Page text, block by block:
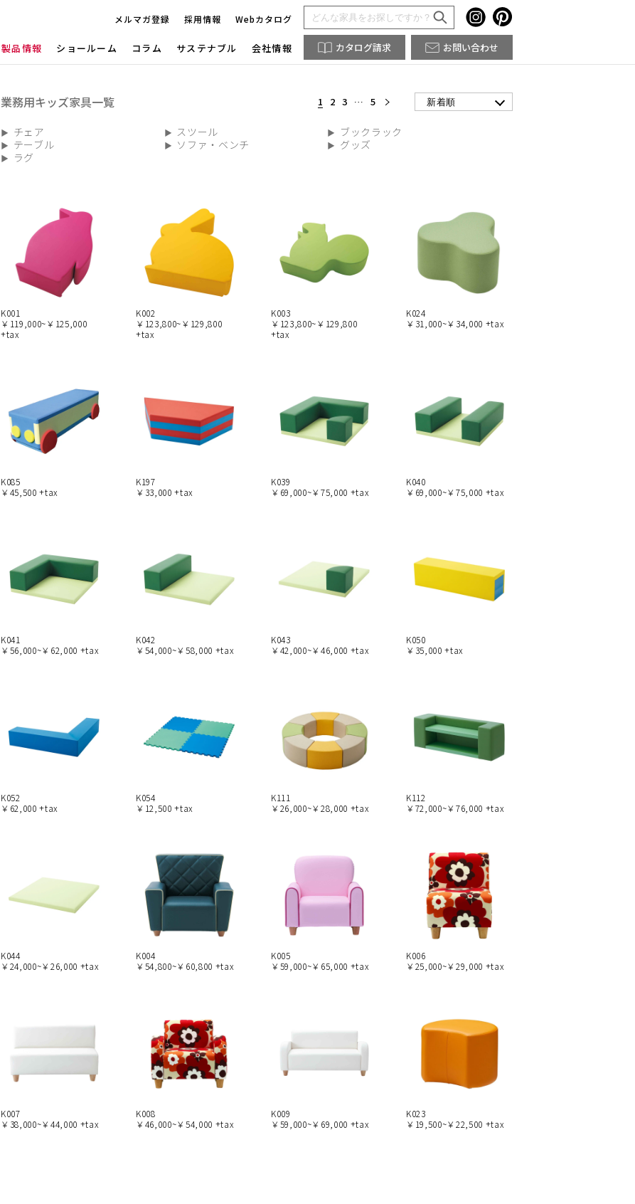
メルマガ登録 採用情報 Webカタログ
製品情報 ショールーム コラム サステナブル 会社情報 カタログ請求 お問い合わせ
業務用キッズ家具一覧 新着順
1 2 3 … 5
チェア スツール
ブックラック
テーブル
ソファ・ベンチ
グッズ
ラグ
K001
￥119,000~￥125,000
+tax
K002
￥123,800~￥129,800
+tax
K003
￥123,800~￥129,800
+tax
K024
￥31,000~￥34,000 +tax
K085
￥45,500 +tax
K197
￥33,000 +tax
K039
￥69,000~￥75,000 +tax
K040
￥69,000~￥75,000 +tax
K041
￥56,000~￥62,000 +tax
K042
￥54,000~￥58,000 +tax
K043
￥42,000~￥46,000 +tax
K050
￥35,000 +tax
K052
￥62,000 +tax
K054
￥12,500 +tax
K111
￥26,000~￥28,000 +tax
K112
￥72,000~￥76,000 +tax
K044
￥24,000~￥26,000 +tax
K004
￥54,800~￥60,800 +tax
K005
￥59,000~￥65,000 +tax
K006
￥25,000~￥29,000 +tax
K007
￥38,000~￥44,000 +tax
K008
￥46,000~￥54,000 +tax
K009
￥59,000~￥69,000 +tax
K023
￥19,500~￥22,500 +tax